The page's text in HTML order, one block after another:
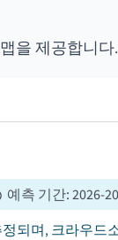
을 제공합니다.
예측 기간:2026-
되며, 크라우드